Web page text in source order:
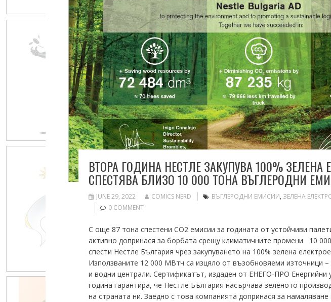
ВТОРА ГОДИНА НЕСТЛЕ ЗАКУПУВА 100% ЗЕЛЕНА
СПЕСТЯВА БЛИЗО 10 000 ТОНА ВЪГЛЕРОДНИ
JUNE 29, 2022 COMICS NERD ВЪГЛЕРОДНИ ЕМИСИИ, ЗЕЛЕНА
0 COMMENT
С още 87 тона спестени CO2 емисии за годината от устойчиви
активно допринася за борбата срещу климатичните промени 10
спести Нестле България чрез закупуването на 100% зелена
Използваните 12 000 МВтч са изцяло от възобновяеми източници –
и водни централи. Сертификатът, издаден от ЕНЕГО-ПРО Енергийни
година гарантира, че Нестле България насърчава зеленото
на страната ни. Заедно с това компанията допринася за